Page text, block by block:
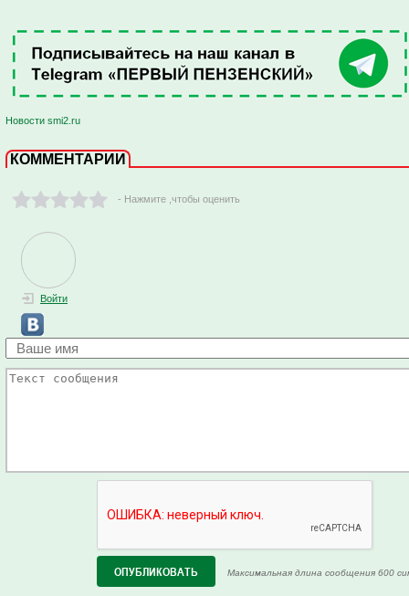
Новости smi2.ru
КОММЕНТАРИИ
- Нажмите ,чтобы оценить
Войти
Максимальная длина сообщения 600